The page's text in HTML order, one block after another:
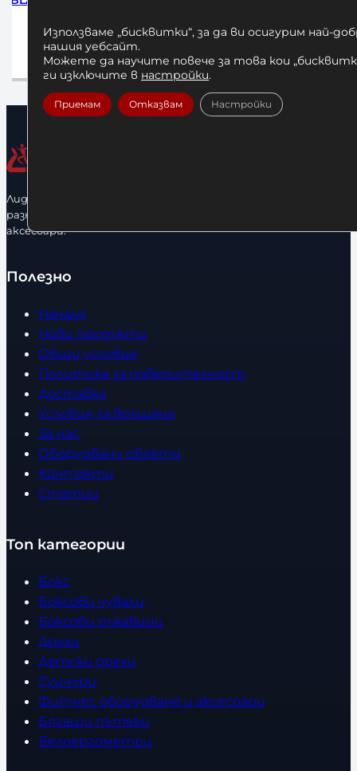
10,00 €/ 19,56 лв.
Добавяне в количката
Лидерфитнес е водещ вносител и представител на голямо
разнообразие от бойна екипировка, фитнес уреди и
аксесоари.
Полезно
Начало
Нови продукти
Общи условия
Политика за поверителност
Доставка
Условия за връщане
За нас
Оборудвани обекти
Контакти
Статии
Топ категории
Бокс
Боксови чували
Боксови ръкавици
Дрехи
Детски дрехи
Суичъри
Фитнес оборудване и аксесоари
Бягащи пътеки
Велоергометри
Използваме „бисквитки“, за да ви осигурим най-
нашия уебсайт.
Можете да научите повече за това кои
ги изключите в настройки.
Приемам Отказвам Настройки